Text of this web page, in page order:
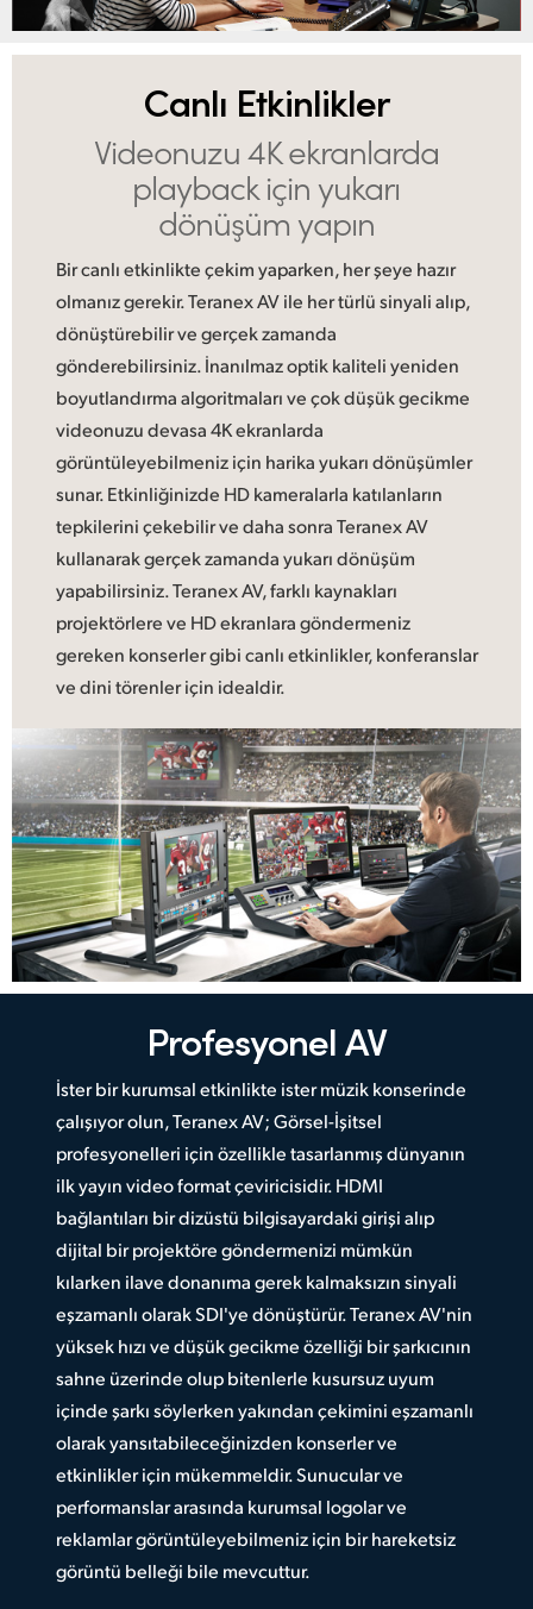
United Kingdom
United States
Canlı Etkinlikler
Videonuzu 4Kekranlarda
playbackiçin yukarı
dönüşüm yapın
Bir canlı etkinlikte çekim yaparken, her şeye hazır
olmanız gerekir. Teranex AV ile her türlü sinyali alıp,
dönüştürebilir ve gerçek zamanda
gönderebilirsiniz. İnanılmaz optik kaliteli yeniden
boyutlandırma algoritmaları ve çok düşük gecikme
videonuzu devasa 4K ekranlarda
görüntüleyebilmeniz için harika yukarı dönüşümler
sunar. Etkinliğinizde HD kameralarla katılanların
tepkilerini çekebilir ve daha sonra Teranex AV
kullanarak gerçek zamanda yukarı dönüşüm
yapabilirsiniz. Teranex AV, farklı kaynakları
projektörlere ve HD ekranlara göndermeniz
gereken konserler gibi canlı etkinlikler, konferanslar
ve dini törenler için idealdir.
Profesyonel AV
İster bir kurumsal etkinlikte ister müzik konserinde
çalışıyor olun, Teranex AV; Görsel-İşitsel
profesyonelleri için özellikle tasarlanmış dünyanın
ilk yayın video format çeviricisidir. HDMI
bağlantıları bir dizüstü bilgisayardaki girişi alıp
dijital bir projektöre göndermenizi mümkün
kılarken ilave donanıma gerek kalmaksızın sinyali
eşzamanlı olarak SDI'ye dönüştürür. Teranex AV'nin
yüksek hızı ve düşük gecikme özelliği bir şarkıcının
sahne üzerinde olup bitenlerle kusursuz uyum
içinde şarkı söylerken yakından çekimini eşzamanlı
olarak yansıtabileceğinizden konserler ve
etkinlikler için mükemmeldir. Sunucular ve
performanslar arasında kurumsal logolar ve
reklamlar görüntüleyebilmeniz için bir hareketsiz
görüntü belleği bile mevcuttur.